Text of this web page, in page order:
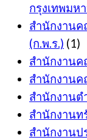
กรุงเทพมห
สำนักงาน
(ก.พ.ร.) (1)
สำนักงานค
สำนักงานค
สำนักงานต
สำนักงานท
สำนักงาน